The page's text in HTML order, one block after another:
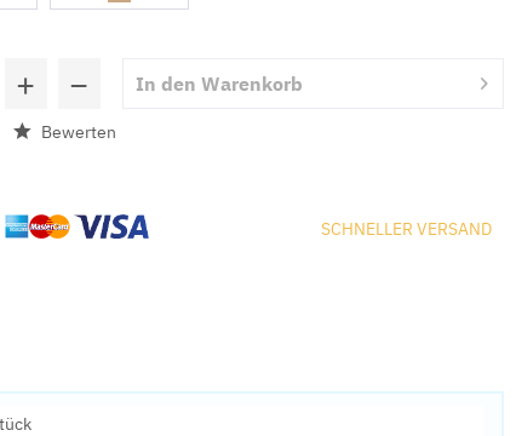
+ − In den Warenkorb
Bewerten
SCHNELLER VERSAND